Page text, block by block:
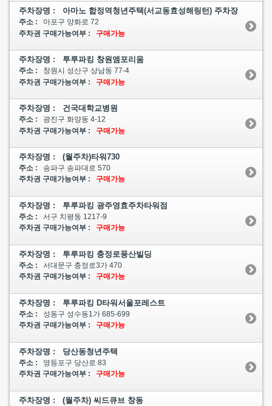
주차장명 : 아마노 합정역청년주택(서교동효성해링턴) 주차장
주소 :
마포구 양화로 72
주차권 구매가능여부 :
구매가능
주차장명 : 투루파킹 창원엠포리움
주소 :
창원시 성산구 상남동 77-4
주차권 구매가능여부 :
구매가능
주차장명 : 건국대학교병원
주소 :
광진구 화양동 4-12
주차권 구매가능여부 :
구매가능
주차장명 : (월주차)타워730
주소 :
송파구 송파대로 570
주차권 구매가능여부 :
구매가능
주차장명 : 투루파킹 광주영효주차타워점
주소 :
서구 치평동 1217-9
주차권 구매가능여부 :
구매가능
주차장명 : 투루파킹 충정로풍산빌딩
주소 :
서대문구 충정로3가 470
주차권 구매가능여부 :
구매가능
주차장명 : 투루파킹 D타워서울포레스트
주소 :
성동구 성수동1가 685-699
주차권 구매가능여부 :
구매가능
주차장명 : 당산동청년주택
주소 :
영등포구 당산로 83
주차권 구매가능여부 :
구매가능
주차장명 : (월주차) 씨드큐브 창동